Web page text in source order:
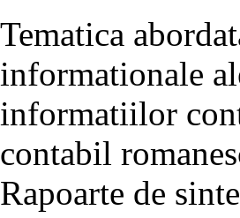
Tematica
informationale
informatiilor
contabil
Rapoarte de